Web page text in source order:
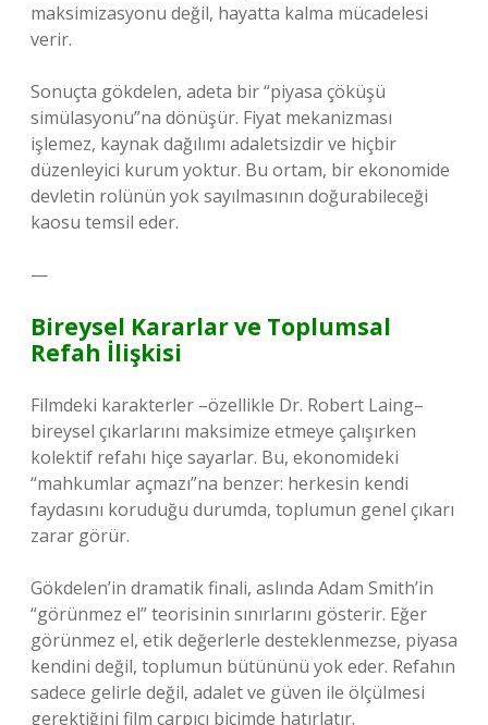
maksimizasyonu değil, hayatta kalma mücadelesi
verir.
Sonuçta gökdelen, adeta bir “piyasa çöküşü
simülasyonu”na dönüşür. Fiyat mekanizması
işlemez, kaynak dağılımı adaletsizdir ve hiçbir
düzenleyici kurum yoktur. Bu ortam, bir ekonomide
devletin rolünün yok sayılmasının doğurabileceği
kaosu temsil eder.
—
Bireysel Kararlar ve Toplumsal
Refah İlişkisi
Filmdeki karakterler –özellikle Dr. Robert Laing–
bireysel çıkarlarını maksimize etmeye çalışırken
kolektif refahı hiçe sayarlar. Bu, ekonomideki
“mahkumlar açmazı”na benzer: herkesin kendi
faydasını koruduğu durumda, toplumun genel çıkarı
zarar görür.
Gökdelen’in dramatik finali, aslında Adam Smith’in
“görünmez el” teorisinin sınırlarını gösterir. Eğer
görünmez el, etik değerlerle desteklenmezse, piyasa
kendini değil, toplumun bütününü yok eder. Refahın
sadece gelirle değil, adalet ve güven ile ölçülmesi
gerektiğini film çarpıcı biçimde hatırlatır.